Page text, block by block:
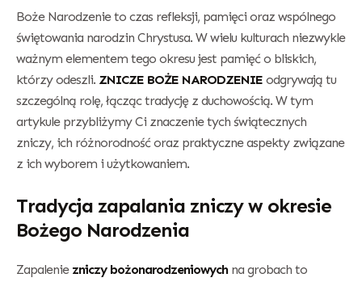
Boże Narodzenie to czas refleksji, pamięci oraz wspólnego
świętowania narodzin Chrystusa. W wielu kulturach niezwykle
ważnym elementem tego okresu jest pamięć o bliskich,
którzy odeszli. ZNICZE BOŻE NARODZENIE odgrywają tu
szczególną rolę, łącząc tradycję z duchowością. W tym
artykule przybliżymy Ci znaczenie tych świątecznych
zniczy, ich różnorodność oraz praktyczne aspekty związane
z ich wyborem i użytkowaniem.
Tradycja zapalania zniczy w okresie
Bożego Narodzenia
Zapalenie zniczy bożonarodzeniowychna grobach to